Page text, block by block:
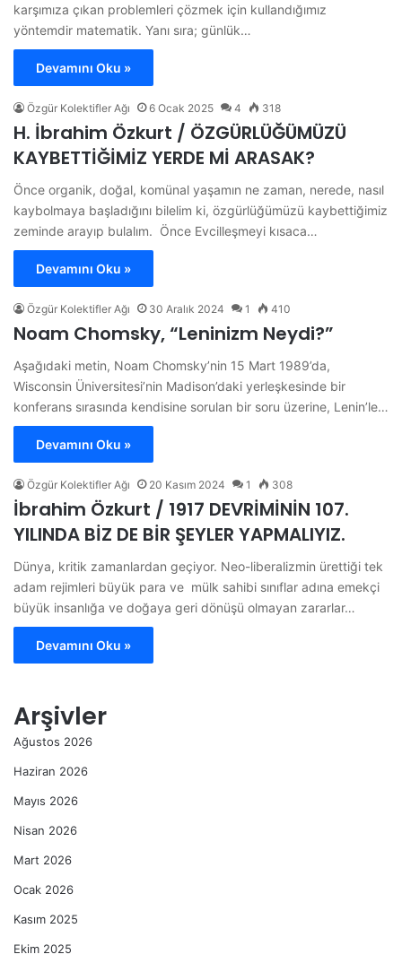
karşımıza çıkan problemleri çözmek için kullandığımız
yöntemdir matematik. Yanı sıra; günlük…
Devamını Oku »
Özgür Kolektifler Ağı 6 Ocak 2025 4 318
H. İbrahim Özkurt / ÖZGÜRLÜĞÜMÜZÜ
KAYBETTİĞİMİZ YERDE Mİ ARASAK?
Önce organik, doğal, komünal yaşamın ne zaman, nerede, nasıl
kaybolmaya başladığını bilelim ki, özgürlüğümüzü kaybettiğimiz
zeminde arayıp bulalım. Önce Evcilleşmeyi kısaca…
Devamını Oku »
Özgür Kolektifler Ağı 30 Aralık 2024 1 410
Noam Chomsky, “Leninizm Neydi?”
Aşağıdaki metin, Noam Chomsky’nin 15 Mart 1989’da,
Wisconsin Üniversitesi’nin Madison’daki yerleşkesinde bir
konferans sırasında kendisine sorulan bir soru üzerine, Lenin’le…
Devamını Oku »
Özgür Kolektifler Ağı 20 Kasım 2024 1 308
İbrahim Özkurt / 1917 DEVRİMİNİN 107.
YILINDA BİZ DE BİR ŞEYLER YAPMALIYIZ.
Dünya, kritik zamanlardan geçiyor. Neo-liberalizmin ürettiği tek
adam rejimleri büyük para ve mülk sahibi sınıflar adına emekçi
büyük insanlığa ve doğaya geri dönüşü olmayan zararlar…
Devamını Oku »
Arşivler
Ağustos 2026
Haziran 2026
Mayıs 2026
Nisan 2026
Mart 2026
Ocak 2026
Kasım 2025
Ekim 2025